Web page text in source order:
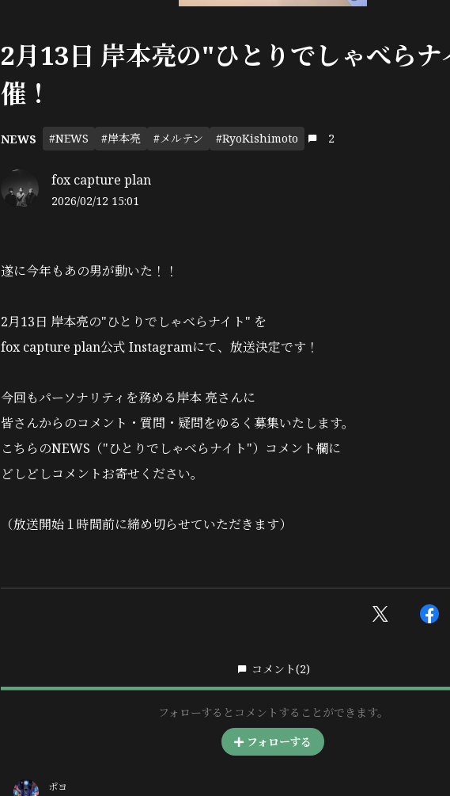
2月13日 岸本亮の"ひとりでしゃべら
催！
NEWS #NEWS #岸本亮 #メルテン #RyoKishimoto 2
fox capture plan
2026/02/12 15:01
遂に今年もあの男が動いた！！
2月13日 岸本亮の"ひとりでしゃべらナイト" を
fox capture plan公式 Instagramにて、放送決定です！
今回もパーソナリティを務める岸本 亮さんに
皆さんからのコメント・質問・疑問をゆるく募集いたします。
こちらのNEWS（"ひとりでしゃべらナイト"）コメント欄に
どしどしコメントお寄せください。
（放送開始１時間前に締め切らせていただきます）
コメント(2)
フォローするとコメントすることができます。
フォローする
ポヨ